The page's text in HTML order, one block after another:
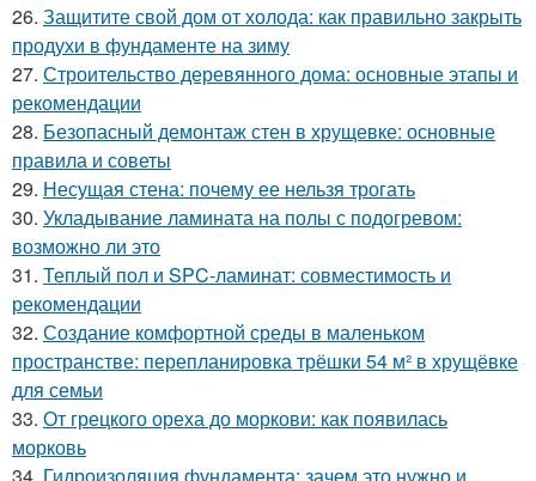
26. Защитите свой дом от холода: как правильно закрыть
продухи в фундаменте на зиму
27. Строительство деревянного дома: основные этапы и
рекомендации
28. Безопасный демонтаж стен в хрущевке: основные
правила и советы
29. Несущая стена: почему ее нельзя трогать
30. Укладывание ламината на полы с подогревом:
возможно ли это
31. Теплый пол и SPC-ламинат: совместимость и
рекомендации
32. Создание комфортной среды в маленьком
пространстве: перепланировка трёшки 54 м² в хрущёвке
для семьи
33. От грецкого ореха до моркови: как появилась
морковь